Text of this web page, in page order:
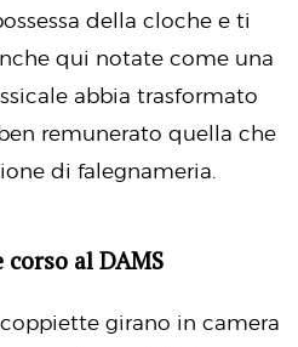
della cloche e ti
qui notate come una
abbia trasformato
remunerato quella che
di falegnameria.
corso al DAMS
girano in camera